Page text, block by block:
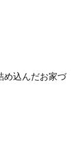
叶えられるかと
が、デザインハ
め込んだお家づ